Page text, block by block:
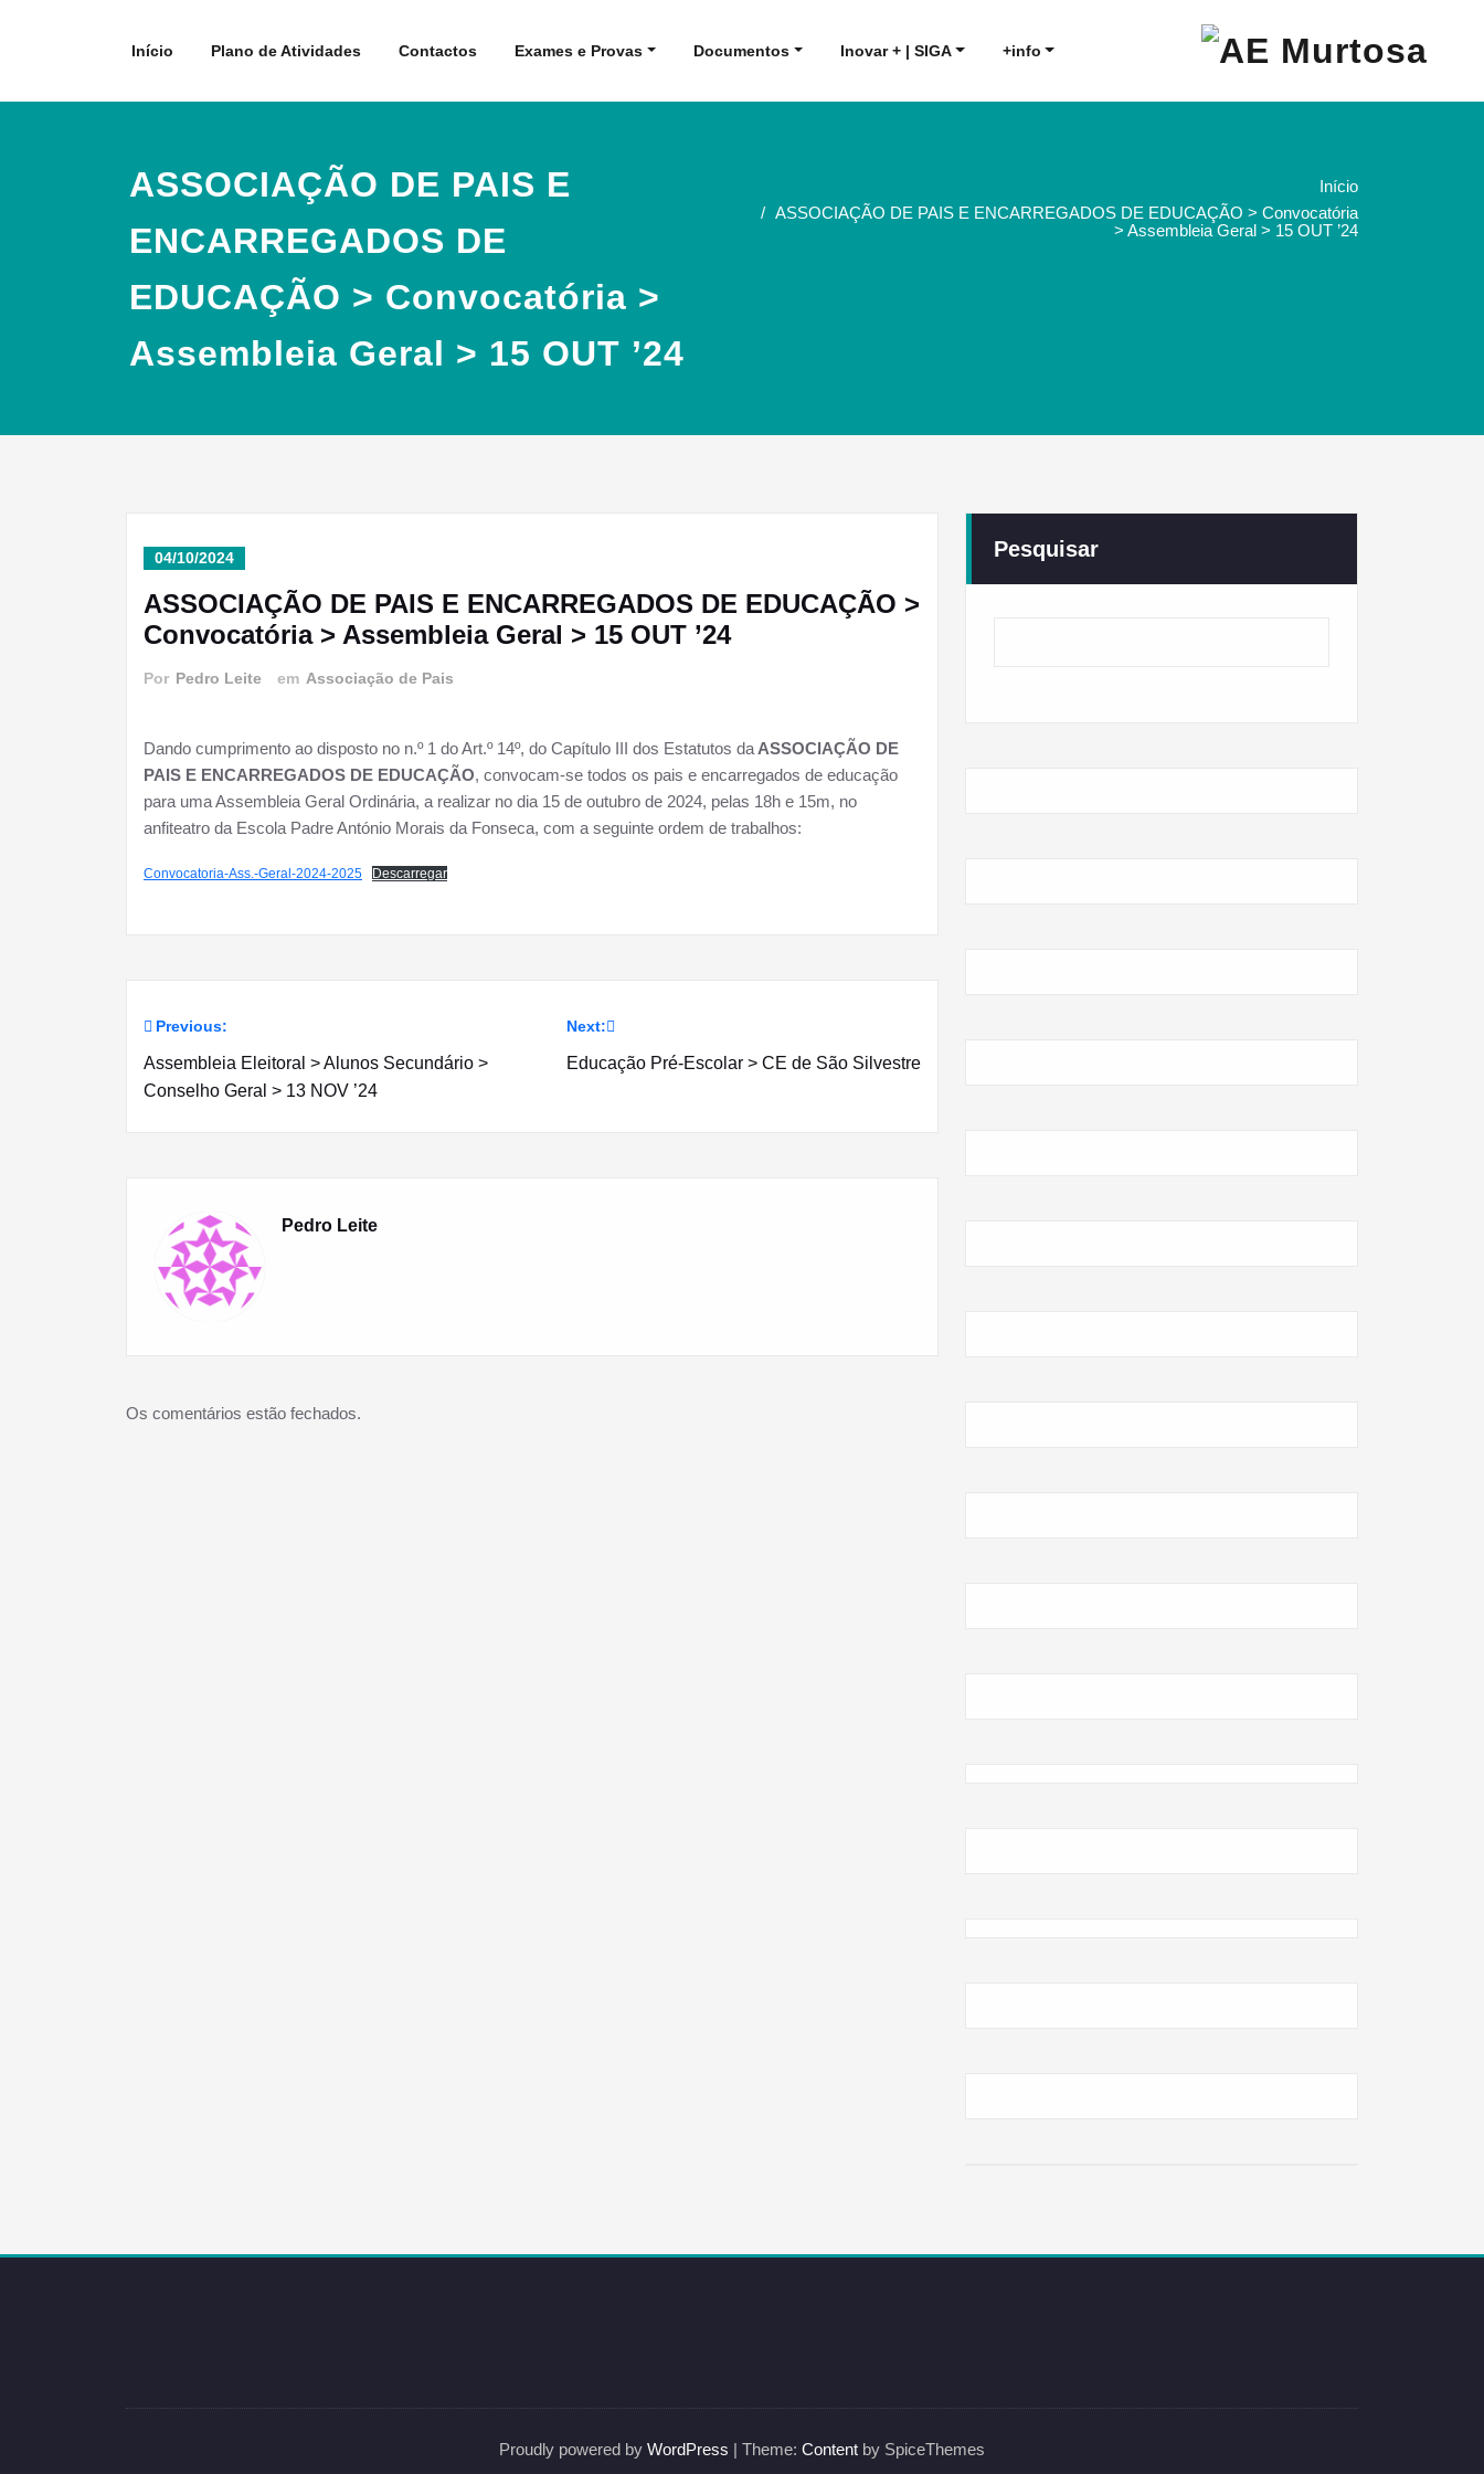
AE Murtosa
Agrupamento de Escolas da
Murtosa
Início Plano de Atividades Contactos Exames e Provas Documentos Inovar + | SIGA +info
ASSOCIAÇÃO DE PAIS E
ENCARREGADOS DE
EDUCAÇÃO > Convocatória >
Assembleia Geral > 15 OUT ’24
Início
ASSOCIAÇÃO DE PAIS E ENCARREGADOS DE EDUCAÇÃO > Convocatória
> Assembleia Geral > 15 OUT ’24
04/10/2024
ASSOCIAÇÃO DE PAIS E ENCARREGADOS DE EDUCAÇÃO >
Convocatória > Assembleia Geral > 15 OUT ’24
Por Pedro Leite em Associação de Pais
Dando cumprimento ao disposto no n.º 1 do Art.º 14º, do Capítulo III dos Estatutos da ASSOCIAÇÃO DE
PAIS E ENCARREGADOS DE EDUCAÇÃO, convocam-se todos os pais e encarregados de educação
para uma Assembleia Geral Ordinária, a realizar no dia 15 de outubro de 2024, pelas 18h e 15m, no
anfiteatro da Escola Padre António Morais da Fonseca, com a seguinte ordem de trabalhos:
Convocatoria-Ass.-Geral-2024-2025 Descarregar
Navegação
de
Previous:
Assembleia Eleitoral > Alunos Secundário >
Conselho Geral > 13 NOV ’24
Next:
Educação Pré-Escolar > CE de São Silvestre
Pedro Leite
Os comentários estão fechados.
Pesquisar
Proudly powered by WordPress | Theme: Content by SpiceThemes